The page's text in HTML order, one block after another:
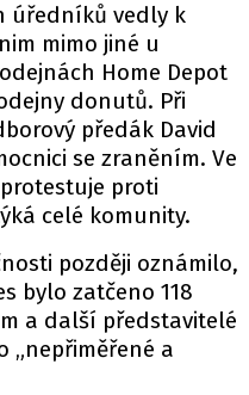
úředníků vedly k
mimo jiné u
Home Depot
donutů. Při
předák David
se zraněním. Ve
proti
celé komunity.
později oznámilo,
bylo zatčeno 118
a další představitelé
„nepřiměřené a